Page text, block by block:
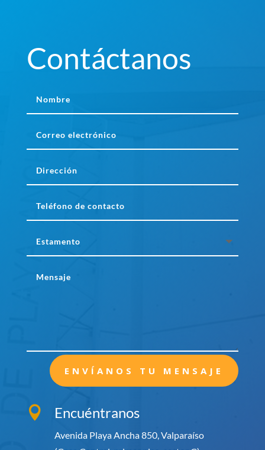
Contáctanos
ENVÍANOS TU MENSAJE
 Encuéntranos
Avenida Playa Ancha 850, Valparaíso